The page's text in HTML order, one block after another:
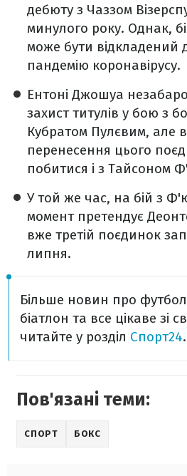
дебюту з Чаззом
минулого року. Однак,
може бути відкладений
пандемію коронавірусу.
Ентоні Джошуа
захист титулів у бою з
Кубратом Пулєвим, але в
перенесення цього
побитися і з Тайсоном
У той же час, на бій з
момент претендує
вже третій поєдинок
липня.
Більше новин про
біатлон та все цікаве зі
читайте у розділ Спорт24.
Пов'язані теми:
СПОРТ БОКС